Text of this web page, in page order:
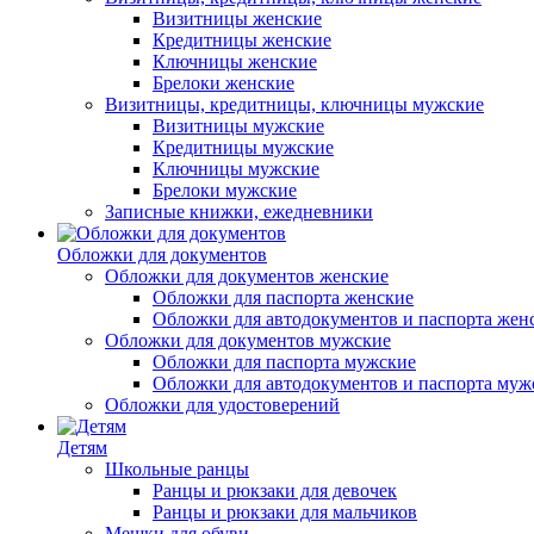
Визитницы женские
Кредитницы женские
Ключницы женские
Брелоки женские
Визитницы, кредитницы, ключницы мужские
Визитницы мужские
Кредитницы мужские
Ключницы мужские
Брелоки мужские
Записные книжки, ежедневники
Обложки для документов
Обложки для документов женские
Обложки для паспорта женские
Обложки для автодокументов и паспорта
Обложки для документов мужские
Обложки для паспорта мужские
Обложки для автодокументов и паспорта
Обложки для удостоверений
Детям
Школьные ранцы
Ранцы и рюкзаки для девочек
Ранцы и рюкзаки для мальчиков